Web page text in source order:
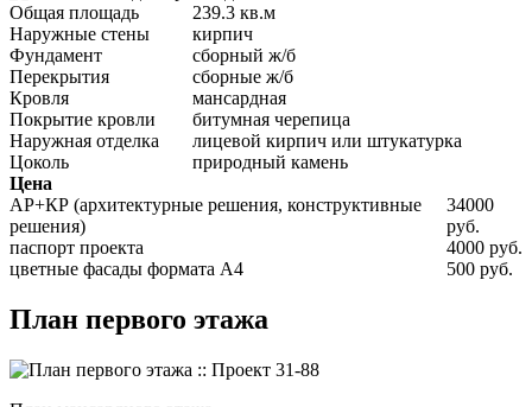
Общая площадь
239.3 кв.м
Наружные стены
кирпич
Фундамент
сборный ж/б
Перекрытия
сборные ж/б
Кровля
мансардная
Покрытие кровли
битумная черепица
Наружная отделка
лицевой кирпич или штукатурка
Цоколь
природный камень
Цена
АР+КР (архитектурные решения, конструктивные
решения)
34000
руб.
паспорт проекта
4000 руб.
цветные фасады формата А4
500 руб.
План первого этажа